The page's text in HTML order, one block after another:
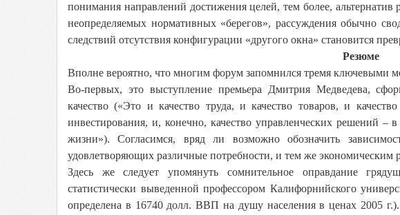
понимания направлений достижения целей, тем более, альтернатив
неопределяемых нормативных «берегов», рассуждения обычно
следствий отсутствия конфигурации «другого окна» становится
Резюме
Вполне вероятно, что многим форум запомнился тремя ключевыми
Во-первых, это выступление премьера Дмитрия Медведева,
качество («Это и качество труда, и качество товаров, и
инвестирования, и, конечно, качество управленческих решений –
жизни»). Согласимся, вряд ли возможно обозначить
удовлетворяющих различные потребности, и тем же экономическим
Здесь же следует упомянуть сомнительное оправдание
статистически выведенной профессором Калифорнийского
определена в 16740 долл. ВВП на душу населения в ценах 2005